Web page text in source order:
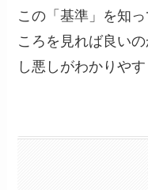
この「基準」を知
ころを見れば良い
し悪しがわかりやす